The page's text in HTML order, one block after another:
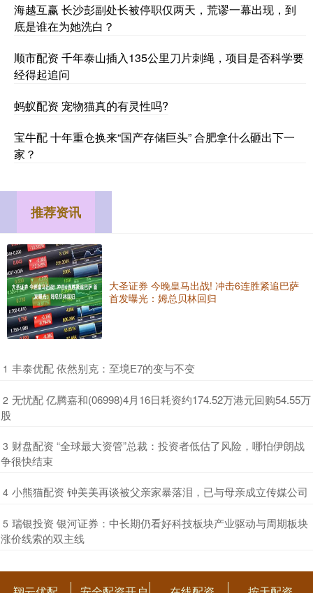
海越互赢 长沙彭副处长被停职仅两天，荒谬一幕出现，到
底是谁在为她洗白？
顺市配资 千年泰山插入135公里刀片刺绳，项目是否科学要
经得起追问
蚂蚁配资 宠物猫真的有灵性吗?
宝牛配 十年重仓换来“国产存储巨头” 合肥拿什么砸出下一
家？
推荐资讯
大圣证券 今晚皇马出战! 冲击6连胜紧追巴萨
首发曝光：姆总贝林回归
1 ​丰泰优配 依然别克：至境E7的变与不变
2 ​无忧配 亿腾嘉和(06998)4月16日耗资约174.52万港元回购54.55万
股
3 ​财盘配资 “全球最大资管”总裁：投资者低估了风险，哪怕伊朗战
争很快结束
4 ​小熊猫配资 钟美美再谈被父亲家暴落泪，已与母亲成立传媒公司
5 ​瑞银投资 银河证券：中长期仍看好科技板块产业驱动与周期板块
涨价线索的双主线